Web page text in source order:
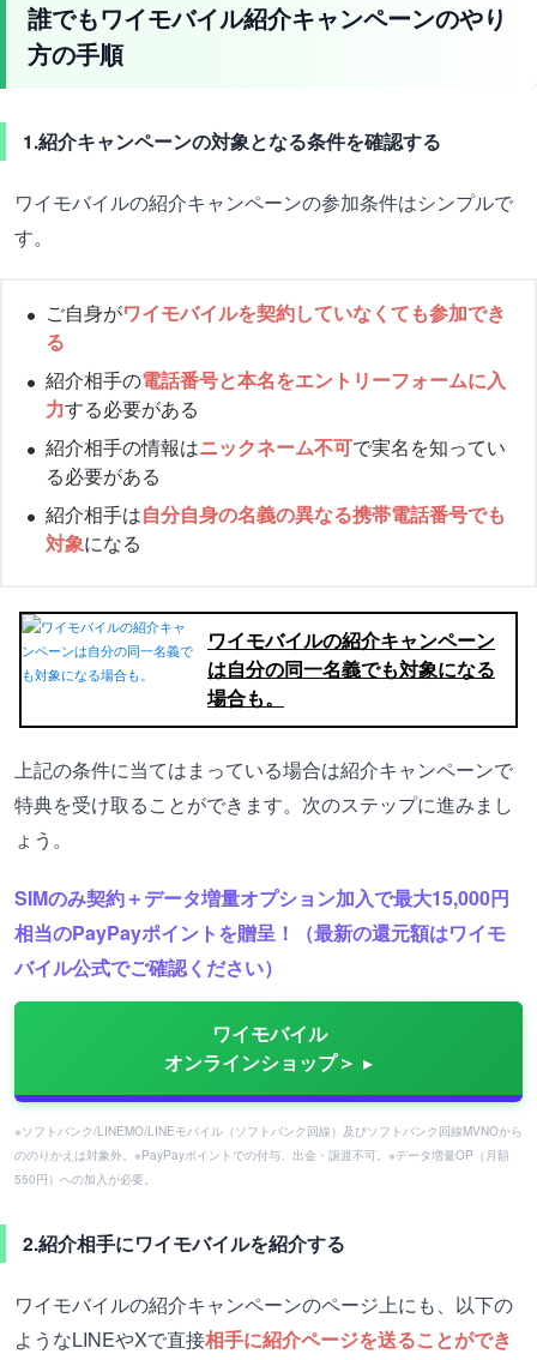
誰でもワイモバイル紹介キャンペーンのやり
方の手順
1.紹介キャンペーンの対象となる条件を確認する
ワイモバイルの紹介キャンペーンの参加条件はシンプルで
す。
ご自身がワイモバイルを契約していなくても参加でき
る
紹介相手の電話番号と本名をエントリーフォームに入
力する必要がある
紹介相手の情報はニックネーム不可で実名を知ってい
る必要がある
紹介相手は自分自身の名義の異なる携帯電話番号でも
対象になる
ワイモバイルの紹介キャンペーン
は自分の同一名義でも対象になる
場合も。
上記の条件に当てはまっている場合は紹介キャンペーンで
特典を受け取ることができます。次のステップに進みまし
ょう。
SIMのみ契約＋データ増量オプション加入で最大15,000円
相当のPayPayポイントを贈呈！（最新の還元額はワイモ
バイル公式でご確認ください）
ワイモバイル
オンラインショップ＞
※ソフトバンク/LINEMO/LINEモバイル（ソフトバンク回線）及びソフトバンク回線MVNOから
ののりかえは対象外。※PayPayポイントでの付与、出金・譲渡不可。※データ増量OP（月額
550円）への加入が必要。
2.紹介相手にワイモバイルを紹介する
ワイモバイルの紹介キャンペーンのページ上にも、以下の
ようなLINEやXで直接相手に紹介ページを送ることができ